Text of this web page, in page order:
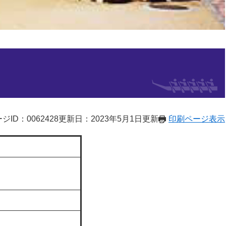
ジID：0062428更新日：2023年5月1日更新 印刷ページ表示